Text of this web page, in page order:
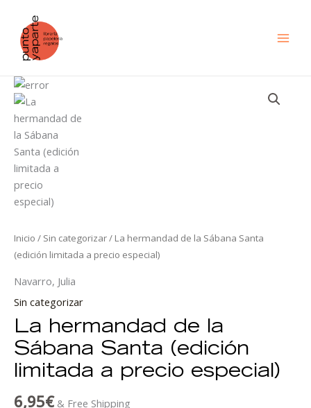
contenido
Inicio / Sin categorizar/ La hermandad de la Sábana Santa
(edición limitada a precio especial)
Navarro, Julia
Sin categorizar
La hermandad de la
Sábana Santa (edición
limitada a precio especial)
6,95€ & Free Shipping
La
hermandad
de
la
Sábana
Santa
(edición
limitada
precio
especial)